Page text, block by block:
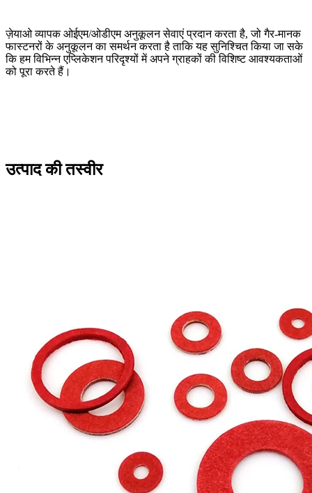
ज़ेयाओ व्यापक ओईएम/ओडीएम अनुकूलन सेवाएं प्रदान करता है, जो गैर-मानक
फास्टनरों के अनुकूलन का समर्थन करता है ताकि यह सुनिश्चित किया जा सके
कि हम विभिन्न एप्लिकेशन परिदृश्यों में अपने ग्राहकों की विशिष्ट आवश्यकताओं
को पूरा करते हैं।
उत्पाद की तस्वीर